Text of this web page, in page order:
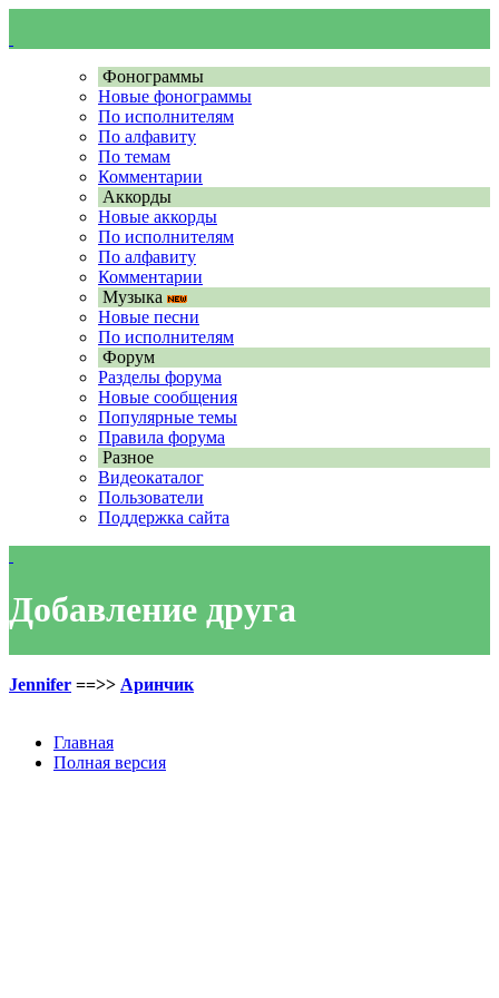
Фонограммы
Новые фонограммы
По исполнителям
По алфавиту
По темам
Комментарии
Аккорды
Новые аккорды
По исполнителям
По алфавиту
Комментарии
Музыка
Новые песни
По исполнителям
Форум
Разделы форума
Новые сообщения
Популярные темы
Правила форума
Разное
Видеокаталог
Пользователи
Поддержка сайта
Добавление друга
Jennifer ==>> Аринчик
Главная
Полная версия